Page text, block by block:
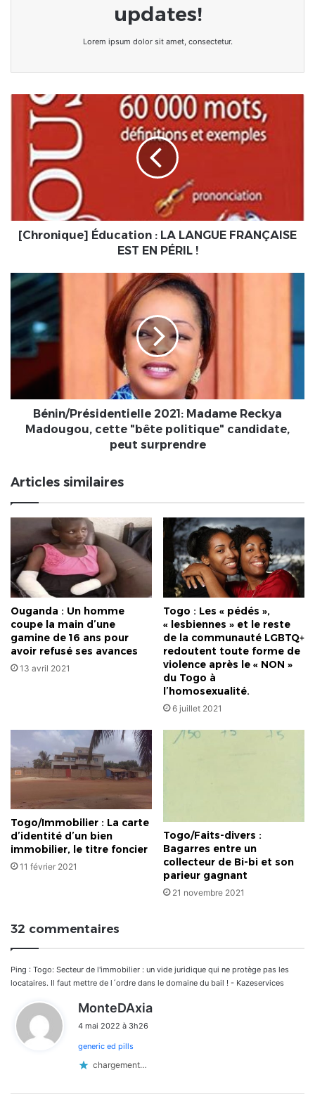
updates!
Lorem ipsum dolor sit amet, consectetur.
[Chronique]
Éducation
LANGUE
FRANÇAISE
PÉRIL
[Chronique] Éducation : LA LANGUE FRANÇAISE
EST EN PÉRIL !
Bénin/Présidentielle
2021:
Madame
Reckya
Madougou,
cette
politique"
candidate,
surprendre
Bénin/Présidentielle 2021: Madame Reckya
Madougou, cette "bête politique" candidate,
peut surprendre
Articles similaires
Ouganda : Un homme
coupe la main d’une
gamine de 16 ans pour
avoir refusé ses avances
13 avril 2021
Togo : Les « pédés »,
« lesbiennes » et le reste
de la communauté LGBTQ+
redoutent toute forme de
violence après le « NON »
du Togo à
l’homosexualité.
6 juillet 2021
Togo/Immobilier : La carte
d’identité d’un bien
immobilier, le titre foncier
11 février 2021
Togo/Faits-divers :
Bagarres entre un
collecteur de Bi-bi et son
parieur gagnant
21 novembre 2021
32 commentaires
Ping : Togo: Secteur de l'immobilier : un vide juridique qui ne protège pas les
locataires. Il faut mettre de l´ordre dans le domaine du bail ! - Kazeservices
MonteDAxia
4 mai 2022 à 3h26
generic ed pills
chargement…